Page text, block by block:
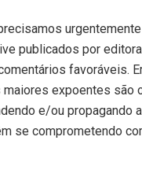
publicados por
favoráveis.
expoentes são
e/ou propagando
se comprometendo